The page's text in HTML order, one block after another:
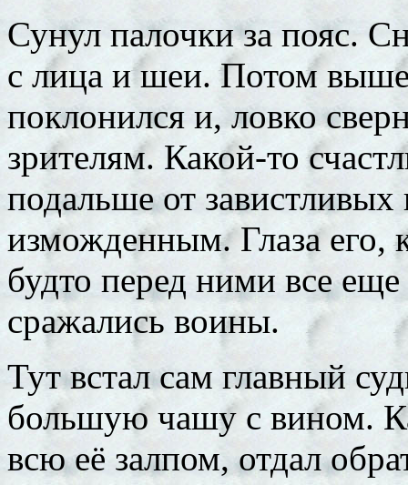
Сунул палочки за пояс.
с лица и шеи. Потом
поклонился и, ловко
зрителям. Какой-то
подальше от
изможденным. Глаза его,
будто перед ними все
сражались воины.
Тут встал сам главный
большую чашу с вином.
всю её залпом, отдал